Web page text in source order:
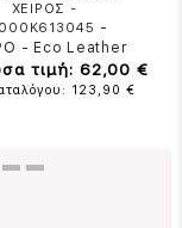
ΧΕΙΡΟΣ -
-
- Eco Leather
τιμή: 62,00 €
123,90 €